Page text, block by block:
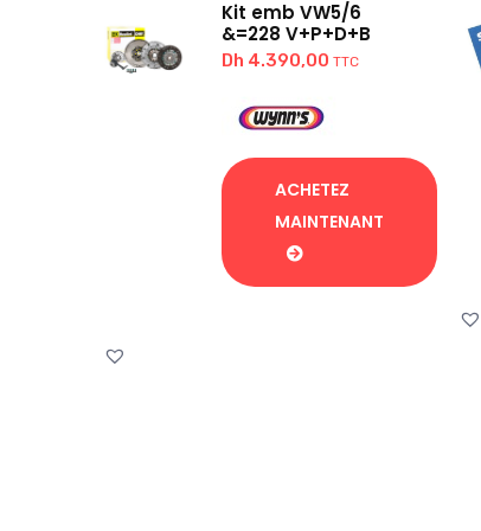
Kit emb VW5/6
&=228 V+P+D+B
Dh 4.390,00 TTC
ACHETEZ
MAINTENANT